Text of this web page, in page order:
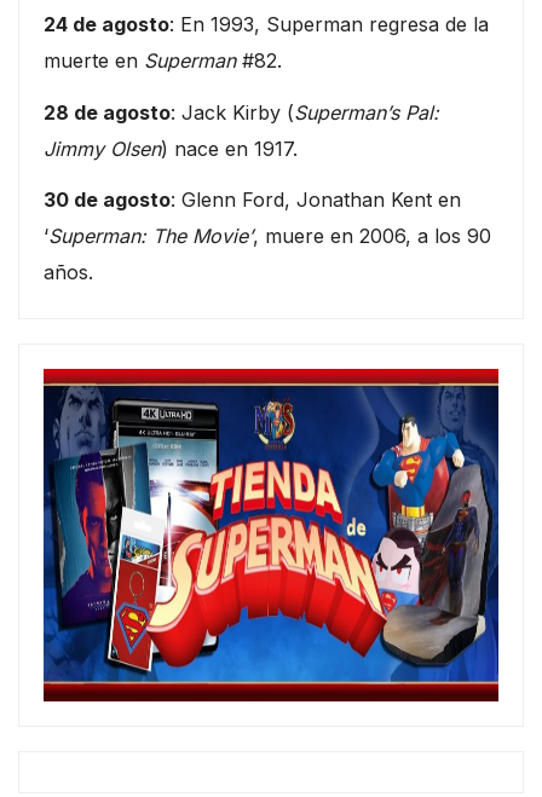
24 de agosto: En 1993, Superman regresa de la
muerte en Superman#82.
28 de agosto: Jack Kirby (Superman’s Pal:
Jimmy Olsen) nace en 1917.
30 de agosto: Glenn Ford, Jonathan Kent en
‘Superman: The Movie’, muere en 2006, a los 90
años.